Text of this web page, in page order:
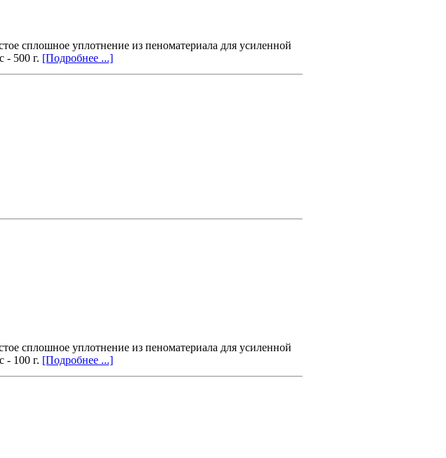
сплошное уплотнение из пеноматериала для усиленной
- 500 г. [Подробнее ...]
сплошное уплотнение из пеноматериала для усиленной
- 100 г. [Подробнее ...]